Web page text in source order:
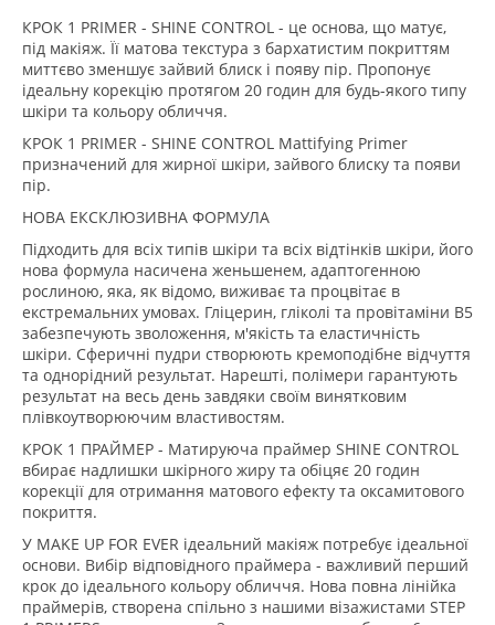
КРОК 1 PRIMER - SHINE CONTROL - це основа, що матує,
під макіяж. Її матова текстура з бархатистим покриттям
миттєво зменшує зайвий блиск і появу пір. Пропонує
ідеальну корекцію протягом 20 годин для будь-якого типу
шкіри та кольору обличчя.
КРОК 1 PRIMER - SHINE CONTROL Mattifying Primer
призначений для жирної шкіри, зайвого блиску та появи
пір.
НОВА ЕКСКЛЮЗИВНА ФОРМУЛА
Підходить для всіх типів шкіри та всіх відтінків шкіри, його
нова формула насичена женьшенем, адаптогенною
рослиною, яка, як відомо, виживає та процвітає в
екстремальних умовах. Гліцерин, гліколі та провітаміни B5
забезпечують зволоження, м'якість та еластичність
шкіри. Сферичні пудри створюють кремоподібне відчуття
та однорідний результат. Нарешті, полімери гарантують
результат на весь день завдяки своїм винятковим
плівкоутворюючим властивостям.
КРОК 1 ПРАЙМЕР - Матируюча праймер SHINE CONTROL
вбирає надлишки шкірного жиру та обіцяє 20 годин
корекції для отримання матового ефекту та оксамитового
покриття.
У MAKE UP FOR EVER ідеальний макіяж потребує ідеальної
основи. Вибір відповідного праймера - важливий перший
крок до ідеального кольору обличчя. Нова повна лінійка
праймерів, створена спільно з нашими візажистами STEP